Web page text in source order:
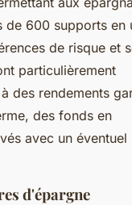
600 supports en
de risque et
particulièrement
des rendements
des fonds en
avec un éventuel
d'épargne